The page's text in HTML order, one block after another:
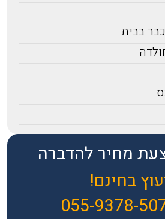
מחיר להדברה
בחינם!
055-9378-
בבית